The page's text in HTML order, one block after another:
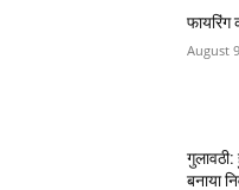
फायरिंग
August
बनाया